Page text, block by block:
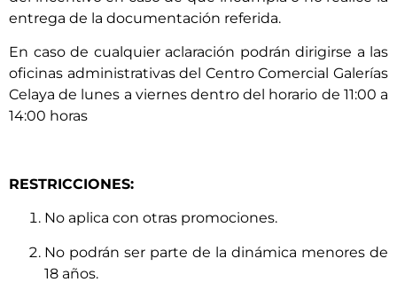
entrega de la documentación referida.
En caso de cualquier aclaración podrán dirigirse a las
oficinas administrativas del Centro Comercial Galerías
Celaya de lunes a viernes dentro del horario de 11:00 a
14:00 horas
RESTRICCIONES:
No aplica con otras promociones.
No podrán ser parte de la dinámica menores de
18 años.